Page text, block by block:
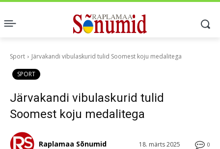
Sport Järvakandi vibulaskurid tulid Soomest koju medalitega
SPORT
Järvakandi vibulaskurid tulid
Soomest koju medalitega
0
18. märts 2025
Raplamaa Sõnumid